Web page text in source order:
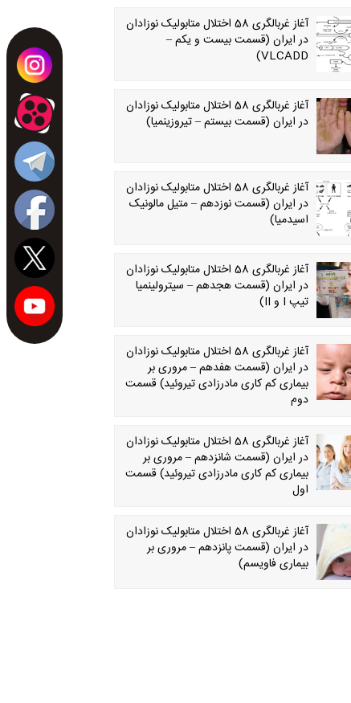
آغاز غربالگری 58 اختلال متابولیک نوزادان
در ایران (قسمت بیست و یکم –
VLCADD)
آغاز غربالگری 58 اختلال متابولیک نوزادان
در ایران (قسمت بیستم – تیروزینمیا)
آغاز غربالگری 58 اختلال متابولیک نوزادان
در ایران (قسمت نوزدهم – متیل مالونیک
اسیدمیا)
آغاز غربالگری 58 اختلال متابولیک نوزادان
در ایران (قسمت هجدهم – سیترولینمیا
تیپ I و II)
آغاز غربالگری 58 اختلال متابولیک نوزادان
در ایران (قسمت هفدهم – مروری بر
بیماری کم کاری مادرزادی تیروئید) قسمت
دوم
آغاز غربالگری 58 اختلال متابولیک نوزادان
در ایران (قسمت شانزدهم – مروری بر
بیماری کم کاری مادرزادی تیروئید) قسمت
اول
آغاز غربالگری 58 اختلال متابولیک نوزادان
در ایران (قسمت پانزدهم – مروری بر
بیماری فاویسم)